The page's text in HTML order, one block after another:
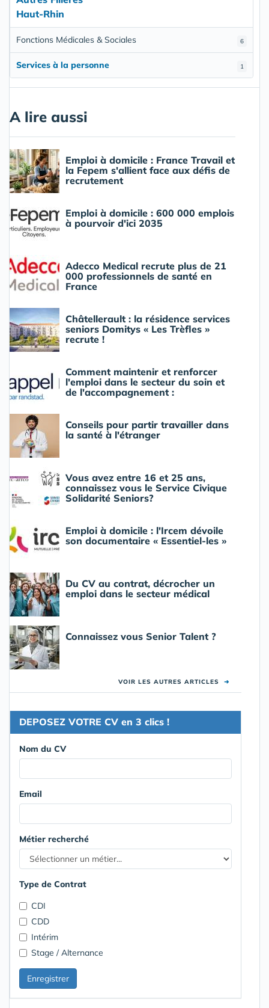
Haut-Rhin
6
Fonctions Médicales & Sociales
1
Services à la personne
A lire aussi
Emploi à domicile : France Travail et
la Fepem s'allient face aux défis de
recrutement
Emploi à domicile : 600 000 emplois
à pourvoir d'ici 2035
Adecco Medical recrute plus de 21
000 professionnels de santé en
France
Châtellerault : la résidence services
seniors Domitys « Les Trèfles »
recrute !
Comment maintenir et renforcer
l'emploi dans le secteur du soin et
de l'accompagnement :
Conseils pour partir travailler dans
la santé à l'étranger
Vous avez entre 16 et 25 ans,
connaissez vous le Service Civique
Solidarité Seniors?
Emploi à domicile : l'Ircem dévoile
son documentaire « Essentiel-les »
Du CV au contrat, décrocher un
emploi dans le secteur médical
Connaissez vous Senior Talent ?
VOIR LES AUTRES ARTICLES ➜
DEPOSEZ VOTRE CV en 3 clics !
Nom du CV
Email
Métier recherché
Type de Contrat
CDI
CDD
Intérim
Stage / Alternance